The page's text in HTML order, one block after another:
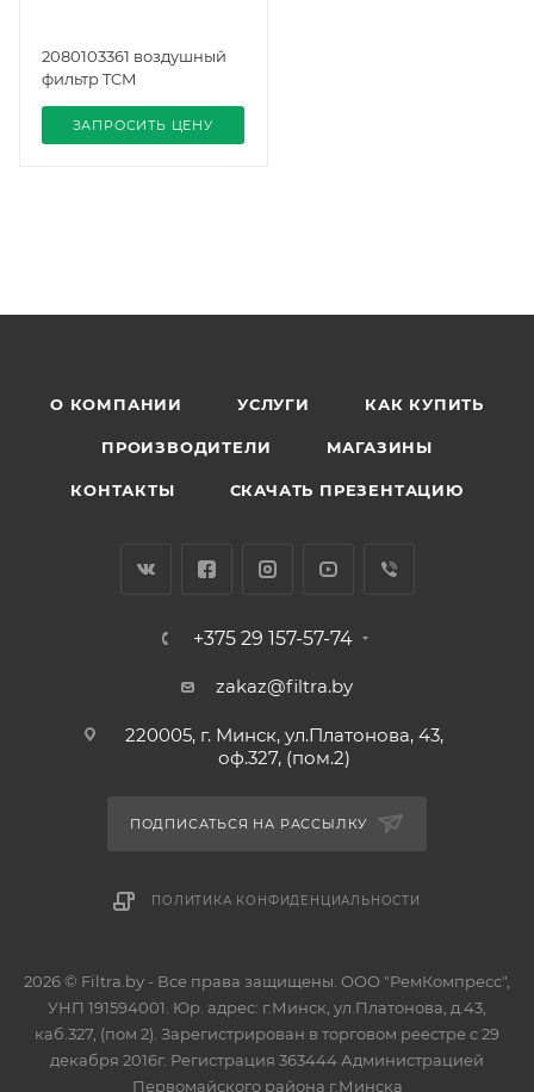
2080103361 воздушный
фильтр TCM
ЗАПРОСИТЬ ЦЕНУ
О КОМПАНИИ УСЛУГИ КАК КУПИТЬ
ПРОИЗВОДИТЕЛИ МАГАЗИНЫ
КОНТАКТЫ СКАЧАТЬ ПРЕЗЕНТАЦИЮ
+375 29 157-57-74
zakaz@filtra.by
220005, г. Минск, ул.Платонова, 43,
оф.327, (пом.2)
ПОДПИСАТЬСЯ НА РАССЫЛКУ
ПОЛИТИКА КОНФИДЕНЦИАЛЬНОСТИ
2026 © Filtra.by - Все права защищены. ООО "РемКомпресс",
УНП 191594001. Юр. адрес: г.Минск, ул.Платонова, д.43,
каб.327, (пом 2). Зарегистрирован в торговом реестре с 29
декабря 2016г. Регистрация 363444 Администрацией
Первомайского района г.Минска